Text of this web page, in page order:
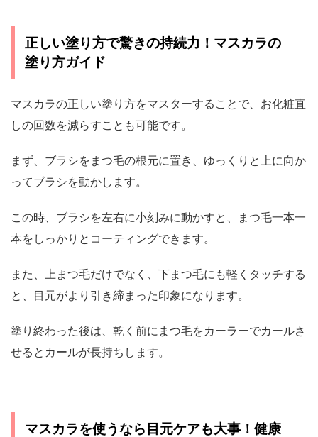
正しい塗り方で驚きの持続力！マスカラの
塗り方ガイド
マスカラの正しい塗り方をマスターすることで、お化粧直
しの回数を減らすことも可能です。
まず、ブラシをまつ毛の根元に置き、ゆっくりと上に向か
ってブラシを動かします。
この時、ブラシを左右に小刻みに動かすと、まつ毛一本一
本をしっかりとコーティングできます。
また、上まつ毛だけでなく、下まつ毛にも軽くタッチする
と、目元がより引き締まった印象になります。
塗り終わった後は、乾く前にまつ毛をカーラーでカールさ
せるとカールが長持ちします。
マスカラを使うなら目元ケアも大事！健康